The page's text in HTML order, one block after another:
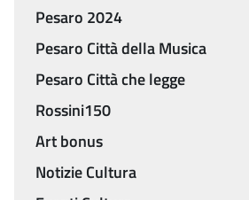
Pesaro 2024
Pesaro Città della Musica
Pesaro Città che legge
Rossini150
Art bonus
Notizie Cultura